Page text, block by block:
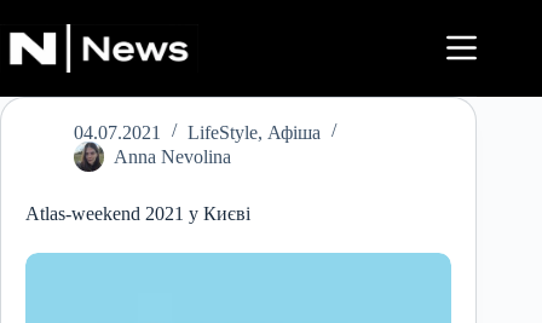
до
вмісту
04.07.2021 LifeStyle, Афіша
Anna Nevolina
Atlas-weekend 2021 у Києві